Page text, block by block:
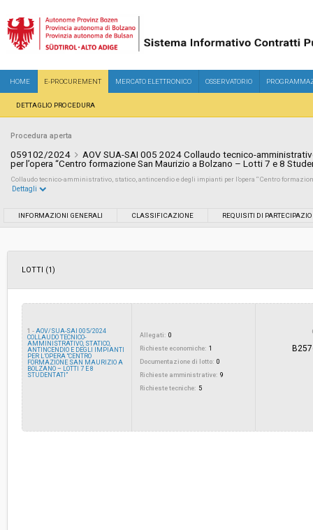
HOME E-PROCUREMENT MERCATO ELETTRONICO OSSERVATORIO
DETTAGLIO PROCEDURA
Procedura aperta
059102/2024
AOV SUA-SAI 005 2024 Collaudo tecnico-
per l’opera “Centro formazione San Maurizio a Bolzano – Lotti 7 e 8
Collaudo tecnico-amministrativo, statico, antincendio e degli impianti per l’opera “Centro
Servizi sociali:
Valore stimato della procedura: € 550.059,37
Nicoletta Francato
di un altro soggetto singolo:
Dettagli
INFORMAZIONI GENERALI CLASSIFICAZIONE REQUISITI DI
LOTTI (1)
1 - AOV/SUA-SAI 005/2024
COLLAUDO TECNICO-
AMMINISTRATIVO, STATICO,
ANTINCENDIO E DEGLI IMPIANTI
PER L’OPERA “CENTRO
FORMAZIONE SAN MAURIZIO A
BOLZANO – LOTTI 7 E 8
STUDENTATI”
Allegati: 0
Richieste economiche: 1
Documentazione di lotto: 0
Richieste amministrative: 9
Richieste tecniche: 5